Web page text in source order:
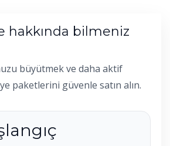
hakkında bilmeniz
büyütmek ve daha aktif
paketlerini güvenle satın alın.